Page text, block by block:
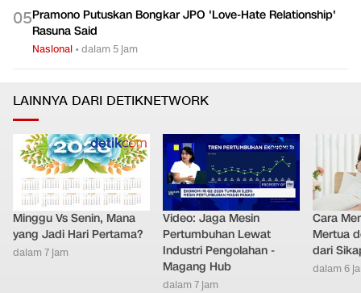
05Pramono Putuskan Bongkar JPO 'Love-Hate Relationship'
Rasuna Said
Nasional •dalam 5 jam
LAINNYA DARI DETIKNETWORK
Minggu Vs Senin, Mana
yang Jadi Hari Pertama?
dalam 7 jam
Video: Jaga Mesin
Pertumbuhan Lewat
Industri Pengolahan -
Magang Hub
dalam 7 jam
Cara
Mertua
dari
dalam 6